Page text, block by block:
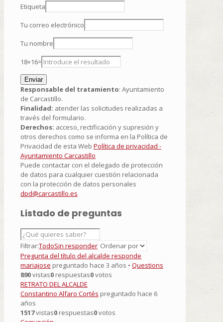
Etiqueta
Tu correo electrónico
Tu nombre
18+16=
Responsable del tratamiento: Ayuntamiento
de Carcastillo.
Finalidad: atender las solicitudes realizadas a
través del formulario.
Derechos: acceso, rectificación y supresión y
otros derechos como se informa en la Política de
Privacidad de esta Web Política de privacidad -
Ayuntamiento Carcastillo
Puede contactar con el delegado de protección
de datos para cualquier cuestión relacionada
con la protección de datos personales
dpd@carcastillo.es
Listado de preguntas
Filtrar:TodoSin responder
Pregunta del título del alcalde responde
mariajose preguntado hace 3 años • Questions
890vistas0 respuestas0votos
RETRATO DEL ALCALDE
Constantino Alfaro Cortés preguntado hace 6
años
1517vistas0 respuestas0votos